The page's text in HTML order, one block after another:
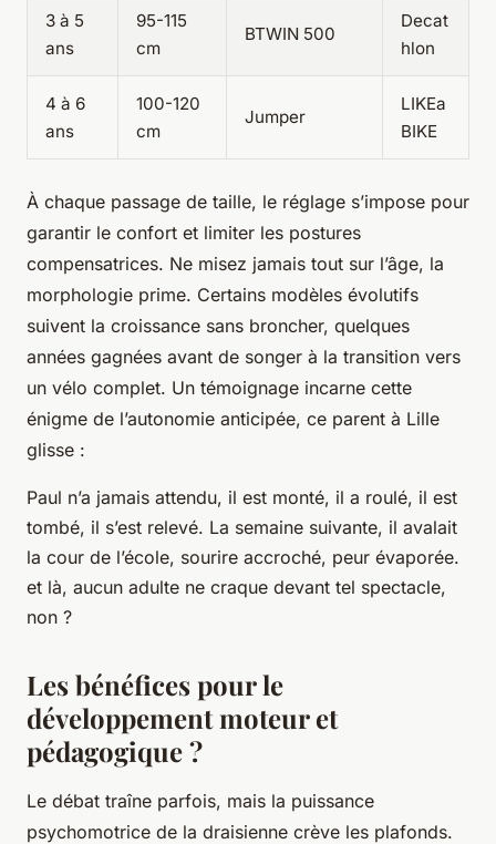
3 à 5
ans
95-115
cm
BTWIN 500
Decat
hlon
4 à 6
ans
100-120
cm
Jumper
LIKEa
BIKE
À chaque passage de taille, le réglage s’impose pour
garantir le confort et limiter les postures
compensatrices. Ne misez jamais tout sur l’âge, la
morphologie prime. Certains modèles évolutifs
suivent la croissance sans broncher, quelques
années gagnées avant de songer à la transition vers
un vélo complet. Un témoignage incarne cette
énigme de l’autonomie anticipée, ce parent à Lille
glisse :
Paul n’a jamais attendu, il est monté, il a roulé, il est
tombé, il s’est relevé. La semaine suivante, il avalait
la cour de l’école, sourire accroché, peur évaporée.
et là, aucun adulte ne craque devant tel spectacle,
non ?
Les bénéfices pour le
développement moteur et
pédagogique ?
Le débat traîne parfois, mais la puissance
psychomotrice de la draisienne crève les plafonds.